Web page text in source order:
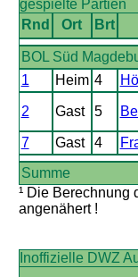
gespielte Partien
Rnd
Ort Brt
BOL Süd
1
Heim 4
2 Gast 5
7
Gast 4
Summe
¹ Die Berechnung
angenähert !
Inoffizielle DWZ